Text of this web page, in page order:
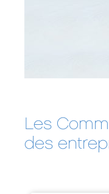
Les
des